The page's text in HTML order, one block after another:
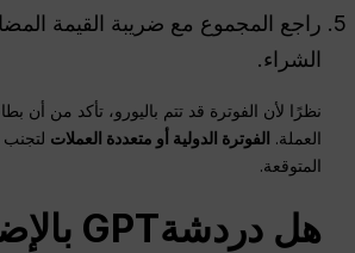
راجع المجموع مع ضريبة القيمة
الشراء.
نظرًا لأن الفوترة قد تتم باليورو، تأكد من أن
العملة. الفوترة الدولية أو متعددة العملات لتجنب
المتوقعة.
هلدردشةGPT